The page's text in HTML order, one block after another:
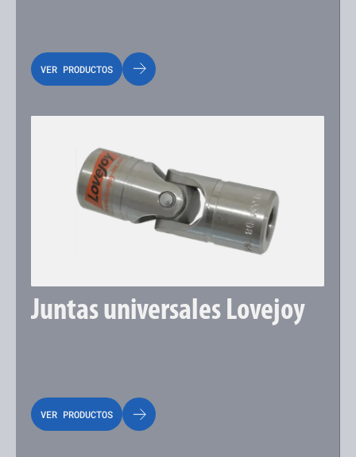
VER PRODUCTOS
Juntas universales Lovejoy
VER PRODUCTOS